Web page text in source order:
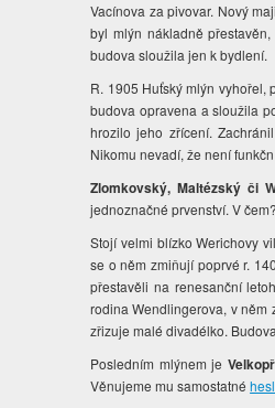
Vacínova za pivovar. Nový
byl mlýn nákladně
budova sloužila jen k bydlení.
R. 1905 Huťský mlýn
budova opravena a sloužila
hrozilo jeho zřícení.
Nikomu nevadí, že není
Zlomkovský, Maltézský či
jednoznačné prvenství. V
Stojí velmi blízko Werichovy
se o něm zmiňují poprvé r.
přestavěli na renesanční
rodina Wendlingerova, v něm
zřizuje malé divadélko.
Posledním mlýnem je
Věnujeme mu samostatné